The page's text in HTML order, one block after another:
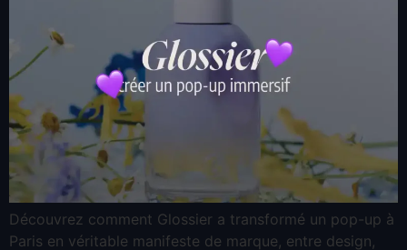
Découvrez comment Glossier a transformé un pop-up à
Paris en véritable manifeste de marque, entre design,